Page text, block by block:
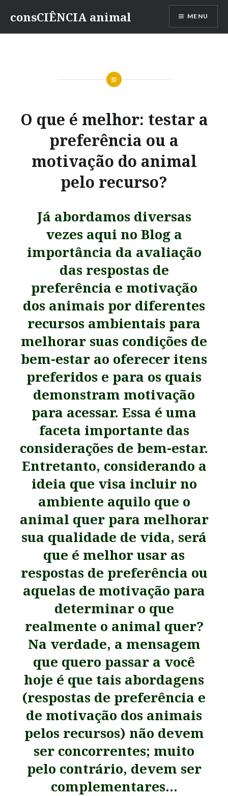
consCIÊNCIA animal MENU
O que é melhor: testar a
preferência ou a
motivação do animal
pelo recurso?
Já abordamos diversas
vezes aqui no Blog a
importância da avaliação
das respostas de
preferência e motivação
dos animais por diferentes
recursos ambientais para
melhorar suas condições de
bem-estar ao oferecer itens
preferidos e para os quais
demonstram motivação
para acessar. Essa é uma
faceta importante das
considerações de bem-estar.
Entretanto, considerando a
ideia que visa incluir no
ambiente aquilo que o
animal quer para melhorar
sua qualidade de vida, será
que é melhor usar as
respostas de preferência ou
aquelas de motivação para
determinar o que
realmente o animal quer?
Na verdade, a mensagem
que quero passar a você
hoje é que tais abordagens
(respostas de preferência e
de motivação dos animais
pelos recursos) não devem
ser concorrentes; muito
pelo contrário, devem ser
complementares…